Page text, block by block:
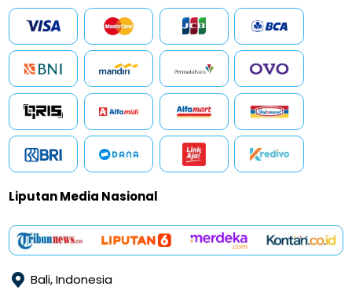
Liputan Media Nasional
Bali, Indonesia